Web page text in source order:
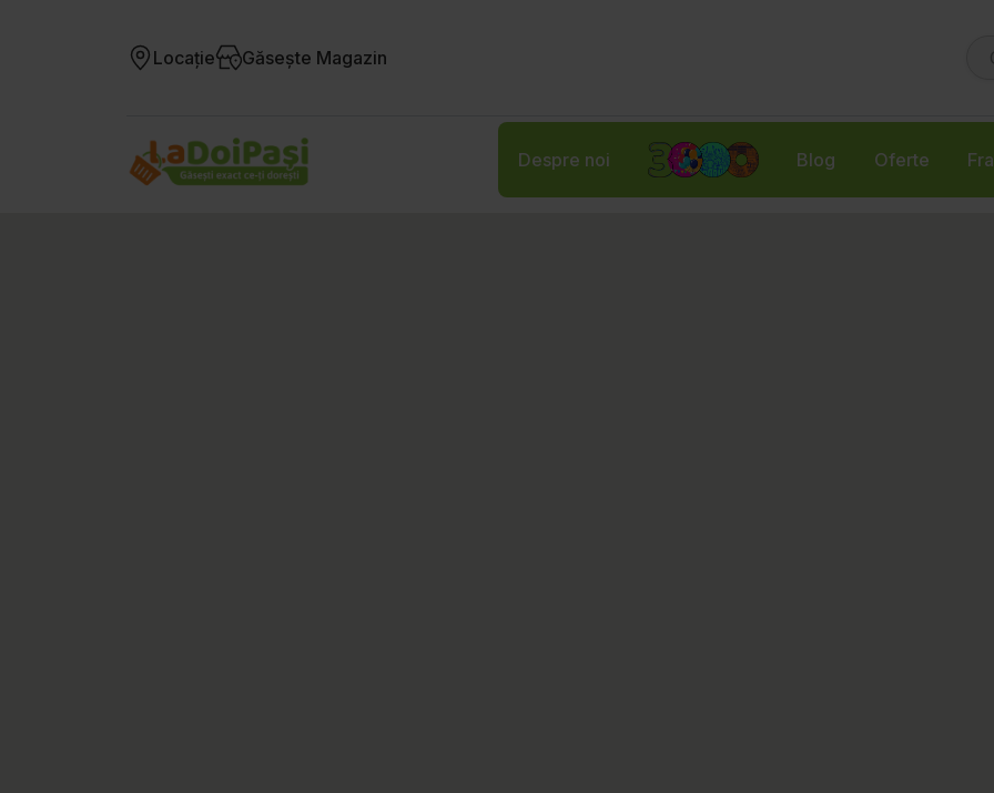
Locație Găsește Magazin
Despre noi Blog Oferte